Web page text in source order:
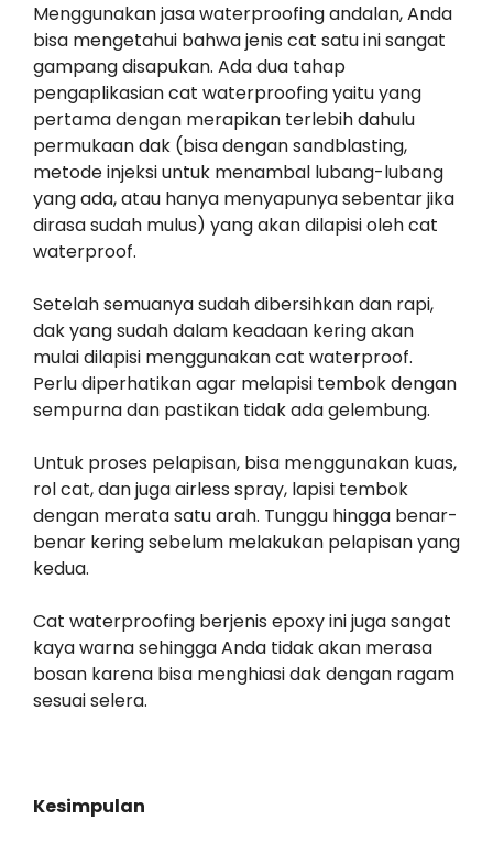
Menggunakan jasa waterproofing andalan, Anda
bisa mengetahui bahwa jenis cat satu ini sangat
gampang disapukan. Ada dua tahap
pengaplikasian cat waterproofing yaitu yang
pertama dengan merapikan terlebih dahulu
permukaan dak (bisa dengan sandblasting,
metode injeksi untuk menambal lubang-lubang
yang ada, atau hanya menyapunya sebentar jika
dirasa sudah mulus) yang akan dilapisi oleh cat
waterproof.
Setelah semuanya sudah dibersihkan dan rapi,
dak yang sudah dalam keadaan kering akan
mulai dilapisi menggunakan cat waterproof.
Perlu diperhatikan agar melapisi tembok dengan
sempurna dan pastikan tidak ada gelembung.
Untuk proses pelapisan, bisa menggunakan kuas,
rol cat, dan juga airless spray, lapisi tembok
dengan merata satu arah. Tunggu hingga benar-
benar kering sebelum melakukan pelapisan yang
kedua.
Cat waterproofing berjenis epoxy ini juga sangat
kaya warna sehingga Anda tidak akan merasa
bosan karena bisa menghiasi dak dengan ragam
sesuai selera.
Kesimpulan